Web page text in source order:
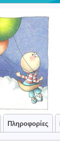
Πληροφορίες